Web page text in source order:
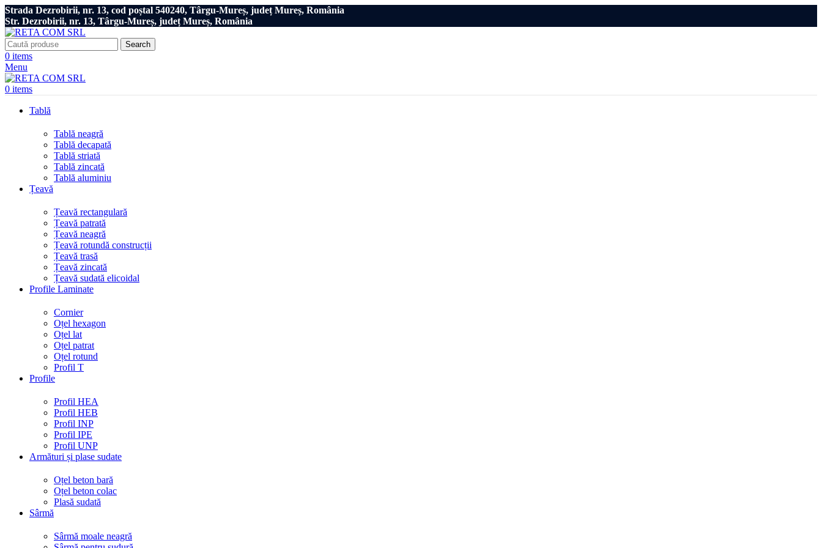
Strada Dezrobirii, nr. 13, cod poștal 540240, Târgu-Mureș, județ Mureș, România
Str. Dezrobirii, nr. 13, Târgu-Mureș, județ Mureș, România
Search
0 items
Menu
0 items
Tablă
Tablă neagră
Tablă decapată
Tablă striată
Tablă zincată
Tablă aluminiu
Țeavă
Țeavă rectangulară
Țeavă patrată
Țeavă neagră
Țeavă rotundă construcții
Țeavă trasă
Țeavă zincată
Țeavă sudată elicoidal
Profile Laminate
Cornier
Oțel hexagon
Oțel lat
Oțel patrat
Oțel rotund
Profil T
Profile
Profil HEA
Profil HEB
Profil INP
Profil IPE
Profil UNP
Armături și plase sudate
Oțel beton bară
Oțel beton colac
Plasă sudată
Sârmă
Sârmă moale neagră